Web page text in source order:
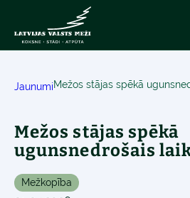
JaunumiMežos stājas spēkā
Mežos stājas spēkā
ugunsnedrošais
Mežkopība